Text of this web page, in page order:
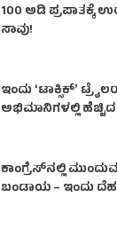
100 ಅಡಿ ಪ್ರಪಾತಕ್ಕೆ
ಸಾವು!
ಇಂದು ʻಟಾಕ್ಸಿಕ್ʼ
ಅಭಿಮಾನಿಗಳಲ್ಲಿ ಹೆಚ್ಚಿದ
ಕಾಂಗ್ರೆಸ್​ನಲ್ಲಿ
ಬಂಡಾಯ – ಇಂದು